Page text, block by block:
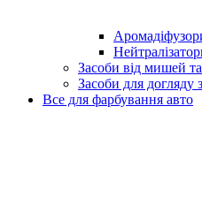
Засоби від мишей
Засоби для догляду
Все для фарбування авто